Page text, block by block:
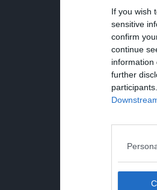
If you wish
sensitive
confirm
continue
information
further